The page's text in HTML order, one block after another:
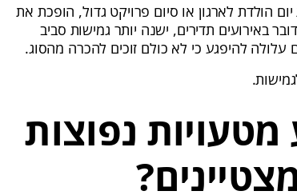
הולדת לארגון או סיום פרויקט גדול, הופכת את
באירועים תדירים, ישנה יותר גמישות סביב
להיפגע כי לא כולם זוכים להכרה מהסוג.
נפוצות